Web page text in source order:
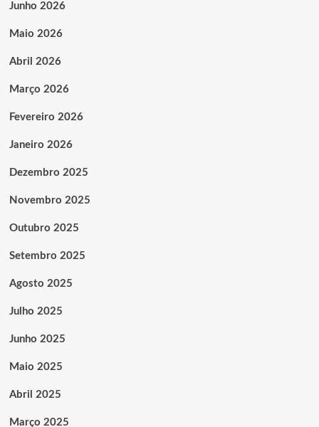
Junho 2026
Maio 2026
Abril 2026
Março 2026
Fevereiro 2026
Janeiro 2026
Dezembro 2025
Novembro 2025
Outubro 2025
Setembro 2025
Agosto 2025
Julho 2025
Junho 2025
Maio 2025
Abril 2025
Março 2025